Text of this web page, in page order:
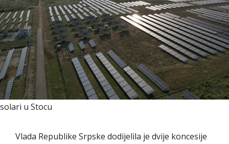
solari u Stocu
Vlada Republike Srpske dodijelila je dvije koncesije